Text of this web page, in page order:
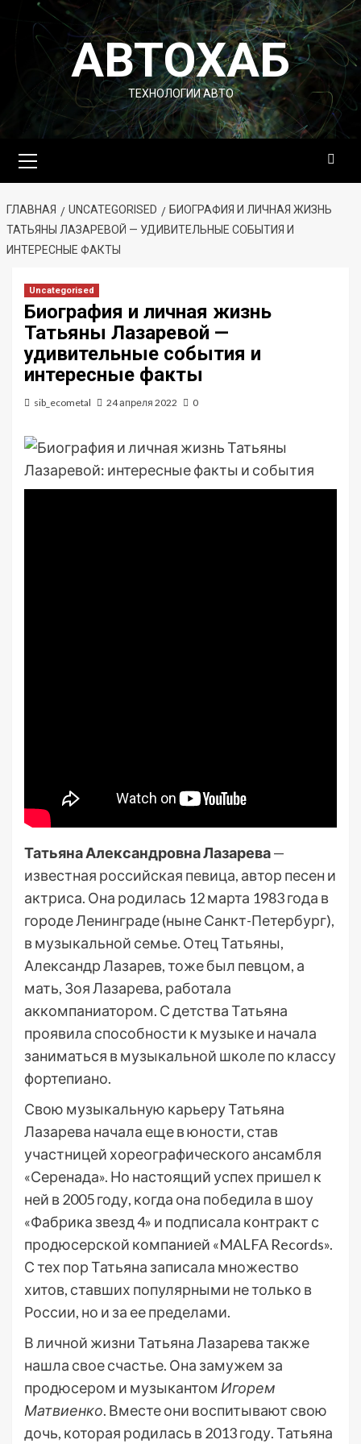
Перейти
содержимомуАВТОХАБ
ТЕХНОЛОГИИ АВТО
меню
ГЛАВНАЯ UNCATEGORISED
БИОГРАФИЯ И ЛИЧНАЯ ЖИЗНЬ
ТАТЬЯНЫ ЛАЗАРЕВОЙ — УДИВИТЕЛЬНЫЕ СОБЫТИЯ И
ИНТЕРЕСНЫЕ ФАКТЫ
Uncategorised
Биография и личная жизнь
Татьяны Лазаревой —
удивительные события и
интересные факты
sib_ecometal 24 апреля 2022 0
Татьяна Александровна Лазарева—
известная российская певица, автор песен и
актриса. Она родилась 12 марта 1983 года в
городе Ленинграде (ныне Санкт-Петербург),
в музыкальной семье. Отец Татьяны,
Александр Лазарев, тоже был певцом, а
мать, Зоя Лазарева, работала
аккомпаниатором. С детства Татьяна
проявила способности к музыке и начала
заниматься в музыкальной школе по классу
фортепиано.
Свою музыкальную карьеру Татьяна
Лазарева начала еще в юности, став
участницей хореографического ансамбля
«Серенада». Но настоящий успех пришел к
ней в 2005 году, когда она победила в шоу
«Фабрика звезд 4» и подписала контракт с
продюсерской компанией «MALFA Records».
С тех пор Татьяна записала множество
хитов, ставших популярными не только в
России, но и за ее пределами.
В личной жизни Татьяна Лазарева также
нашла свое счастье. Она замужем за
продюсером и музыкантом Игорем
Матвиенко. Вместе они воспитывают свою
дочь, которая родилась в 2013 году. Татьяна